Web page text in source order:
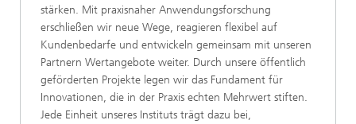
stärken. Mit praxisnaher Anwendungsforschung
erschließen wir neue Wege, reagieren flexibel auf
Kundenbedarfe und entwickeln gemeinsam mit unseren
Partnern Wertangebote weiter. Durch unsere öffentlich
geförderten Projekte legen wir das Fundament für
Innovationen, die in der Praxis echten Mehrwert stiften.
Jede Einheit unseres Instituts trägt dazu bei,